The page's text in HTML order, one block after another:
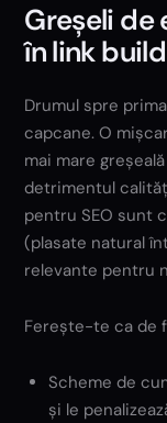
Greșeli
în link
Drumul spre
capcane. O
mai mare
detrimentul
pentru SEO sunt
(plasate natural
relevante pentru
Ferește-te ca de
Scheme de
și le